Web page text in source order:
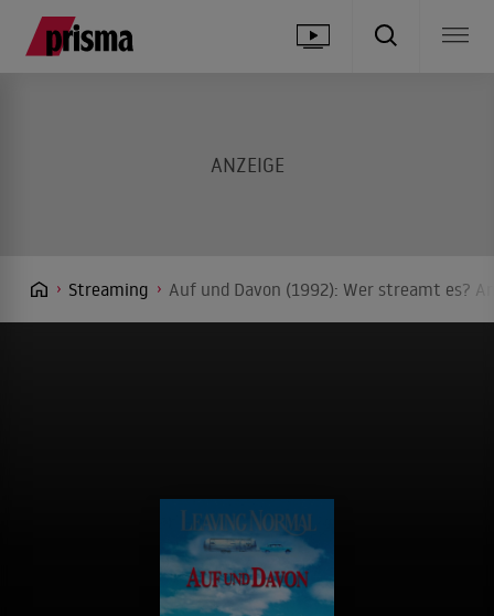
Streaming Auf und Davon (1992): Wer streamt es?